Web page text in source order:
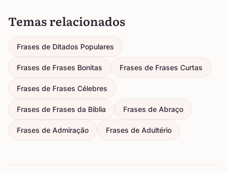
Temas relacionados
Frases de Ditados Populares
Frases de Frases Bonitas Frases de Frases Curtas
Frases de Frases Célebres
Frases de Frases da Bíblia Frases de Abraço
Frases de Admiração Frases de Adultério